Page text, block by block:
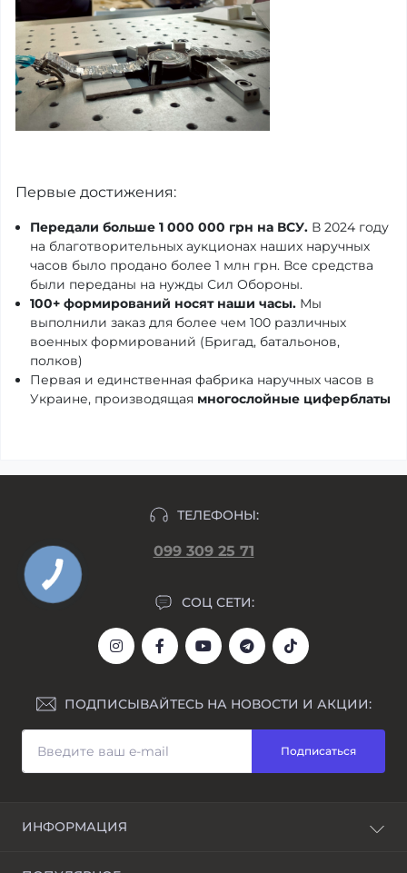
Первые достижения:
Передали больше 1 000 000 грн на ВСУ. В 2024 году
на благотворительных аукционах наших наручных
часов было продано более 1 млн грн. Все средства
были переданы на нужды Сил Обороны.
100+ формирований носят наши часы. Мы
выполнили заказ для более чем 100 различных
военных формирований (Бригад, батальонов,
полков)
Первая и единственная фабрика наручных часов в
Украине, производящая многослойные циферблаты
ТЕЛЕФОНЫ:
099 309 25 71
СОЦ СЕТИ:
ПОДПИСЫВАЙТЕСЬ НА НОВОСТИ И АКЦИИ:
Подписаться
ИНФОРМАЦИЯ